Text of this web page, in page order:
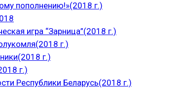
пополнению!»(2018 г.)
игра “Зарница”(2018 г.)
г.)
г.)
г.)
Республики Беларусь(2018 г.)